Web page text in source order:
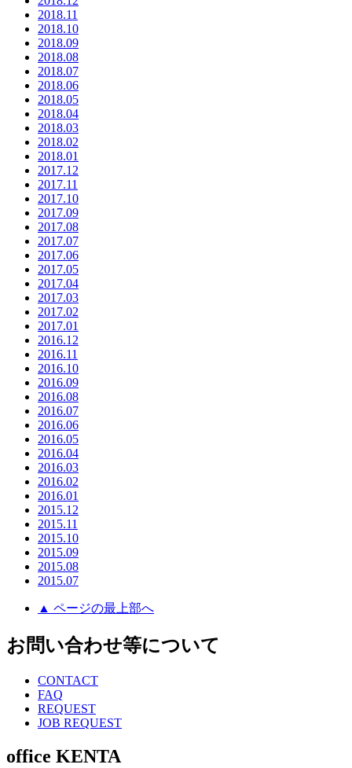
2018.11
2018.10
2018.09
2018.08
2018.07
2018.06
2018.05
2018.04
2018.03
2018.02
2018.01
2017.12
2017.11
2017.10
2017.09
2017.08
2017.07
2017.06
2017.05
2017.04
2017.03
2017.02
2017.01
2016.12
2016.11
2016.10
2016.09
2016.08
2016.07
2016.06
2016.05
2016.04
2016.03
2016.02
2016.01
2015.12
2015.11
2015.10
2015.09
2015.08
2015.07
▲ ページの最上部へ
お問い合わせ等について
CONTACT
FAQ
REQUEST
JOB REQUEST
office KENTA